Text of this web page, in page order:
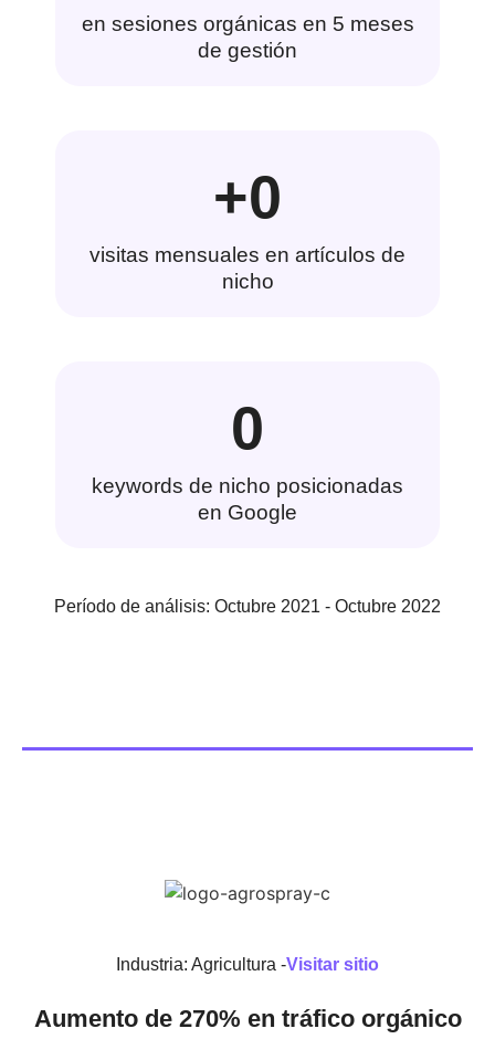
en sesiones orgánicas en 5 meses
de gestión
visitas mensuales en artículos de
nicho
+0
keywords de nicho posicionadas
en Google
0
Período de análisis: Octubre 2021 - Octubre 2022
Industria: Agricultura -Visitar sitio
Aumento de 270% en tráfico orgánico